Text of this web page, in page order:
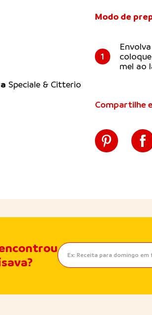
Speciale & Citterio
Modo de
1
mel ao
Compartilhe